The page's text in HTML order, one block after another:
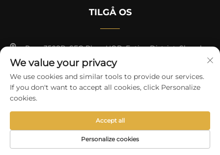
TILGÅ OS
Rum 3508B, SEG Plaza HQB, Futian District, Shenzhen
+8615817427232
[email protected]
Copyright © 2024 by skycity light co., ltd Privatlivspolitik
We value your privacy
We use cookies and similar tools to provide our services.
If you don't want to accept all cookies, click Personalize
cookies.
Personalize cookies
Accept all